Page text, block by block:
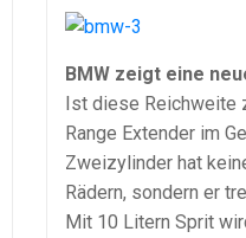
BMW zeigt eine
Ist diese Reichweite
Range Extender im
Zweizylinder hat
Rädern, sondern er
Mit 10 Litern Sprit